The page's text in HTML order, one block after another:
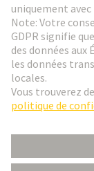
France
© HARTING